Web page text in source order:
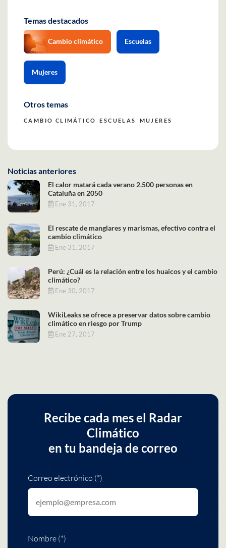
Temas destacados
Cambio climático Escuelas
Mujeres
Otros temas
CAMBIO CLIMÁTICO ESCUELAS MUJERES
Noticias anteriores
El calor matará cada verano 2.500 personas en
Cataluña en 2050
Ene 31, 2017
El rescate de manglares y marismas, efectivo contra el
cambio climático
Ene 31, 2017
Perú: ¿Cuál es la relación entre los huaicos y el cambio
climático?
Ene 30, 2017
WikiLeaks se ofrece a preservar datos sobre cambio
climático en riesgo por Trump
Ene 27, 2017
Recibe cada mes el Radar
Climático
en tu bandeja de correo
Correo electrónico (*)
Nombre (*)